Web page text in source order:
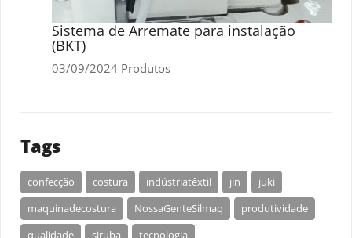
Sistema de Arremate para instalação
(BKT)
03/09/2024 Produtos
Tags
confecção costura indústriatêxtil jin
juki
maquinadecostura
NossaGenteSilmaq
produtividade
qualidade
siruba tecnologia